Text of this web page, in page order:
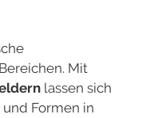
Mit
lassen sich
Formen in